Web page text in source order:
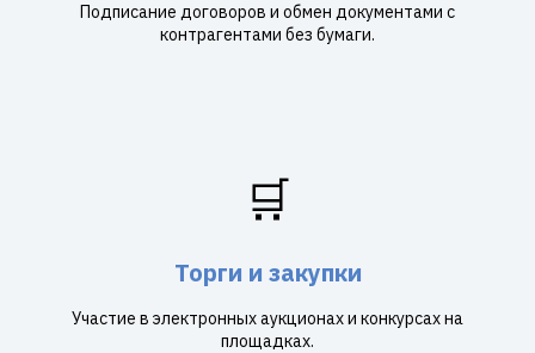
Подписание договоров и обмен документами с
контрагентами без бумаги.
🛒
Торги и закупки
Участие в электронных аукционах и конкурсах на
площадках.